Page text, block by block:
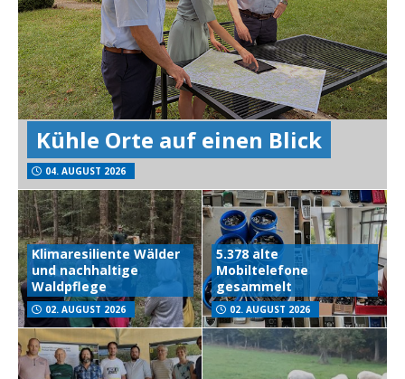
Kühle Orte auf einen Blick
04. AUGUST 2026
Klimaresiliente Wälder
und nachhaltige
Waldpflege
02. AUGUST 2026
5.378 alte
Mobiltelefone
gesammelt
02. AUGUST 2026